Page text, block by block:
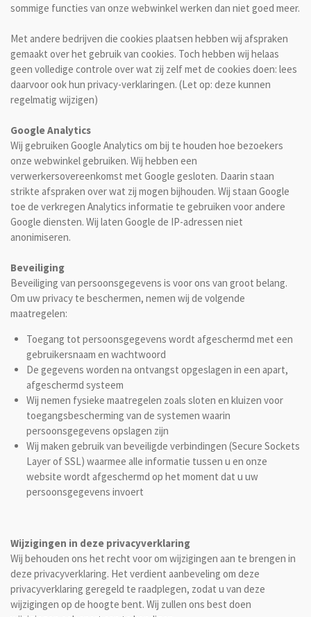
sommige functies van onze webwinkel werken dan niet goed meer.
Met andere bedrijven die cookies plaatsen hebben wij afspraken
gemaakt over het gebruik van cookies. Toch hebben wij helaas
geen volledige controle over wat zij zelf met de cookies doen: lees
daarvoor ook hun privacy-verklaringen. (Let op: deze kunnen
regelmatig wijzigen)
Google Analytics
Wij gebruiken Google Analytics om bij te houden hoe bezoekers
onze webwinkel gebruiken. Wij hebben een
verwerkersovereenkomst met Google gesloten. Daarin staan
strikte afspraken over wat zij mogen bijhouden. Wij staan Google
toe de verkregen Analytics informatie te gebruiken voor andere
Google diensten. Wij laten Google de IP-adressen niet
anonimiseren.
Beveiliging
Beveiliging van persoonsgegevens is voor ons van groot belang.
Om uw privacy te beschermen, nemen wij de volgende
maatregelen:
Toegang tot persoonsgegevens wordt afgeschermd met een
gebruikersnaam en wachtwoord
De gegevens worden na ontvangst opgeslagen in een apart,
afgeschermd systeem
Wij nemen fysieke maatregelen zoals sloten en kluizen voor
toegangsbescherming van de systemen waarin
persoonsgegevens opslagen zijn
Wij maken gebruik van beveiligde verbindingen (Secure Sockets
Layer of SSL) waarmee alle informatie tussen u en onze
website wordt afgeschermd op het moment dat u uw
persoonsgegevens invoert
Wijzigingen in deze privacyverklaring
Wij behouden ons het recht voor om wijzigingen aan te brengen in
deze privacyverklaring. Het verdient aanbeveling om deze
privacyverklaring geregeld te raadplegen, zodat u van deze
wijzigingen op de hoogte bent. Wij zullen ons best doen